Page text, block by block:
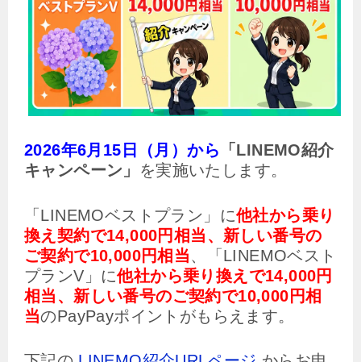
2026年6月15日（月）から 「LINEMO紹介
キャンペーン」 を実施いたします。
「LINEMOベストプラン」に他社から乗り
換え契約で14,000円相当、新しい番号の
ご契約で10,000円相当、「LINEMOベスト
プランV」に他社から乗り換えで14,000円
相当、新しい番号のご契約で10,000円相
当のPayPayポイントがもらえます。